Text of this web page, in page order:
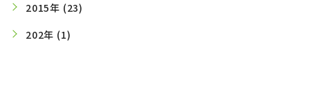
2015年 (23)
202年 (1)